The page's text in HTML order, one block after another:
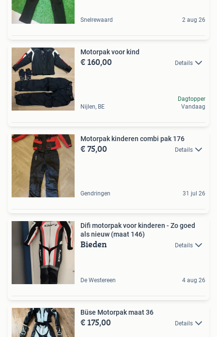
Snelrewaard 2 aug 26
Motorpak voor kind
€ 160,00 Details
Nijlen, BE
Dagtopper
Vandaag
Motorpak kinderen combi pak 176
€ 75,00 Details
Gendringen 31 jul 26
Difi motorpak voor kinderen - Zo goed
als nieuw (maat 146)
Bieden Details
De Westereen 4 aug 26
Büse Motorpak maat 36
€ 175,00 Details